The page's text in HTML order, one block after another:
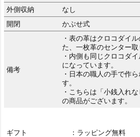
外側収納
なし
開閉
かぶせ式
備考
・表の革はクロコダイ
た、一枚革のセンター取
・内側も同じクロコダ
になっています。
・日本の職人の手で作
す。
・こちらは「小銭入れ
の商品がございます。
ギフト
：ラッピング無料